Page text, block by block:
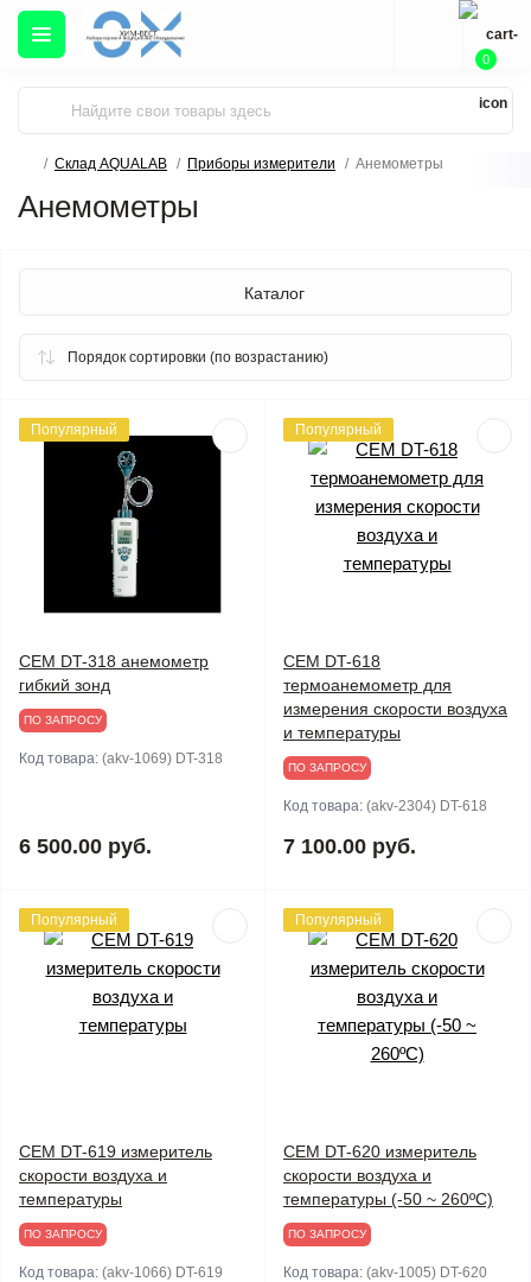
0
Склад AQUALAB Приборы измерители Анемометры
Анемометры
Каталог
Популярный
CEM DT-318 анемометр
гибкий зонд
ПО ЗАПРОСУ
Код товара: (akv-1069) DT-318
6 500.00 руб.
Популярный
CEM DT-618
термоанемометр для
измерения скорости воздуха
и температуры
ПО ЗАПРОСУ
Код товара: (akv-2304) DT-618
7 100.00 руб.
Популярный
CEM DT-619 измеритель
скорости воздуха и
температуры
ПО ЗАПРОСУ
Код товара: (akv-1066) DT-619
Популярный
CEM DT-620 измеритель
скорости воздуха и
температуры (-50 ~ 260ºС)
ПО ЗАПРОСУ
Код товара: (akv-1005) DT-620